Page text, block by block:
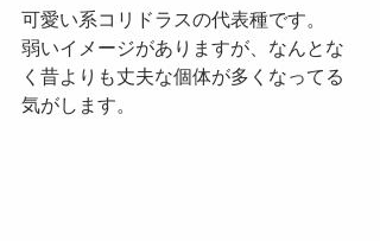
可愛い系コリドラスの代表種です。
弱いイメージがありますが、なんとな
く昔よりも丈夫な個体が多くなってる
気がします。